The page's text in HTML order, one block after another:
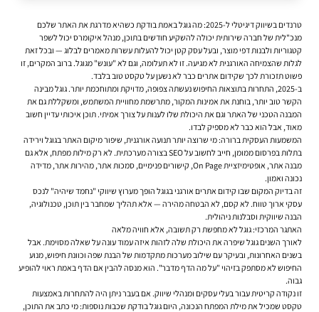
טרנדים בשיווק דיגיטלי ל-2025: מה גוגל באמת בודקת כשהיא מדרגת את האתר שלכם
מנכ"לית של חברה שירותית יכולה להשקיע חודשים בתוכן, מנהל איקומרס יכול לשפר
קטגוריות ולבנות דפי מוצר, ובעל עסק קטן יכול להעלות עשרות מאמרים לבלוג — ובכל זאת
לגלות שהצמיחה האורגנית לא מגיעה. זו לא תעלומה, וגם לא "עונש" מגוגל. ברוב המקרים, זו
פשוט תזכורת לכך שקידום אתרים כבר לא נשען על טקסט טוב בלבד.
ב-2025, התחרות בתוצאות החיפוש נעשתה צפופה, מדויקת ומתוחכמת יותר. גוגל מבינה
הקשר טוב יותר, בוחנת את אמינות המקור, מתרשמת מחוויית המשתמש, ומשקללת גם את
המבנה הטכני של האתר וגם את היכולת שלו לענות על צורך אמיתי. תוכן איכותי עדיין חשוב
מאוד, אבל הוא כבר לא מספיק לבדו.
המשמעות העסקית ברורה: מי שרוצה יותר תנועה אורגנית, שיפור מיקום האתר בגוגל וירידה
בתלות בפרסום ממומן, חייב לחשוב על SEO בצורה מערכתית. לא רק מילות מפתח, אלא גם
מבנה אתר, אופטימיזציית On Page, קישורים פנימיים, סמכות אתר, מהירות אתר, מדידה
נכונה ואמון.
זה בדיוק המקום שבו קידום אתרים אורגני בגוגל הופך מערוץ שיווקי "נחמד שיהיה" לנכס
עסקי ארוך טווח. לא קסם, לא הבטחה מהירה — אלא תהליך שמחבר בין תוכן, טכנולוגיה,
הבנה שיווקית וסבלנות ניהולית.
האתגר המרכזי: גוגל לא מחפשת רק תשובה, אלא חוויה מלאה
לאורך השנים גוגל שיפרה את היכולת שלה לזהות איזה עמוד עונה על שאלה מסוימת. אבל
בשנים האחרונות, ובעיקר עם שילוב מערכות מתקדמות של הבנת שפה וכוונת חיפוש, מנוע
החיפוש לא מסתפק בזיהוי "על מה הדף מדבר". הוא מנסה להבין אם הדף באמת ראוי להופיע
גבוה.
זו נקודה קריטית עבור בעלי עסקים ומנהלי שיווק. אם בעבר ניתן היה להתחרות באמצעות
טקסט שמכיל את מילת המפתח הנכונה, היום גוגל בודקת שכבות נוספות: מי כתב את התוכן,